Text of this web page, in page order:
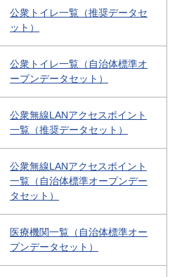
公衆トイレ一覧（推奨データセ
ット）
公衆トイレ一覧（自治体標準オ
ープンデータセット）
公衆無線LANアクセスポイント
一覧（推奨データセット）
公衆無線LANアクセスポイント
一覧（自治体標準オープンデー
タセット）
医療機関一覧（自治体標準オー
プンデータセット）